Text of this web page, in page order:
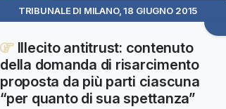
TRIBUNALE DI MILANO, 18 GIUGNO 2015
Illecito antitrust: contenuto
della domanda di risarcimento
proposta da più parti ciascuna
“per quanto di sua spettanza”